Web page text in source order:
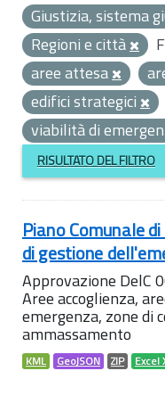
Giustizia, sistema
Regioni e città
aree attesa
edifici strategici
viabilità di
RISULTATO DEL FILTRO
Piano Comunale
di gestione
Approvazione DelC
Aree accoglienza,
emergenza, zone di
ammassamento
KML GeoJSON ZIP Excel